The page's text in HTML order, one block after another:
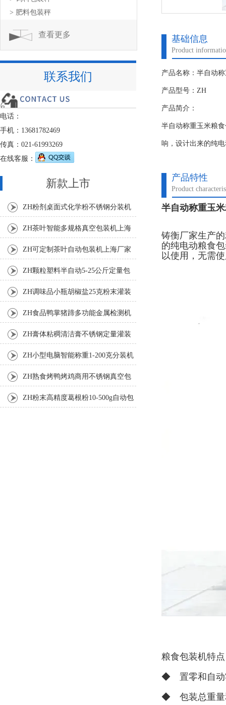
基础信息
Product
产品名称：半自动
产品型号：ZH
产品简介：
半自动称重玉米粮
响，设计出来的纯
产品特性
Product
半自动称重玉
铸衡厂家生产
的纯电动粮食
以使用，无需
粮食包装机特
◆ 置零和自动
◆ 包装总重量
> 肥料包装秤
查看更多
联系我们
电话：
手机：13681782469
传真：021-61993269
在线客服：
新款上市
ZH粉剂桌面式化学粉不锈钢分装机
ZH茶叶智能多规格真空包装机上海
厂家 ZH可定制茶叶自动包装机上海厂家
ZH颗粒塑料半自动5-25公斤定量包
装机 ZH调味品小瓶胡椒盐25克粉末灌装
ZH食品鸭掌猪蹄多功能金属检测机
ZH膏体粘稠清洁膏不锈钢定量灌装
机厂家 ZH小型电脑智能称重1-200克分装机
ZH熟食烤鸭烤鸡商用不锈钢真空包
装机 ZH粉末高精度葛根粉10-500g自动包